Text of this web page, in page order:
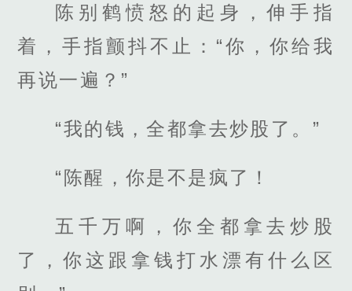
陈别鹤愤怒的起身，伸手指
着，手指颤抖不止：“你，你给我
再说一遍？”
“我的钱，全都拿去炒股了。”
“陈醒，你是不是疯了！
五千万啊，你全都拿去炒股
了，你这跟拿钱打水漂有什么区